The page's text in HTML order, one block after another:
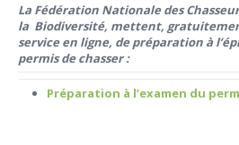
La Fédération Nationale des
la Biodiversité, mettent,
service en ligne, de préparation à
permis de chasser :
Préparation à l’examen du